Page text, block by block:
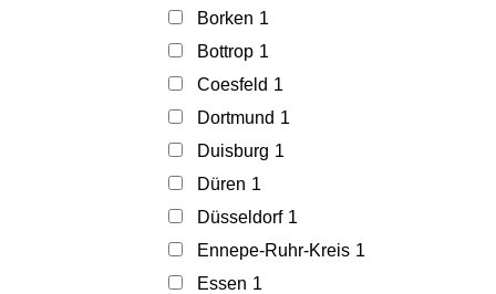
Borken 1
Bottrop 1
Coesfeld 1
Dortmund 1
Duisburg 1
Düren 1
Düsseldorf 1
Ennepe-Ruhr-Kreis 1
Essen 1